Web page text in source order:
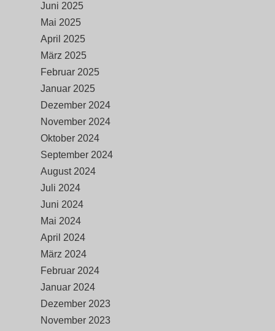
Juni 2025
Mai 2025
April 2025
März 2025
Februar 2025
Januar 2025
Dezember 2024
November 2024
Oktober 2024
September 2024
August 2024
Juli 2024
Juni 2024
Mai 2024
April 2024
März 2024
Februar 2024
Januar 2024
Dezember 2023
November 2023